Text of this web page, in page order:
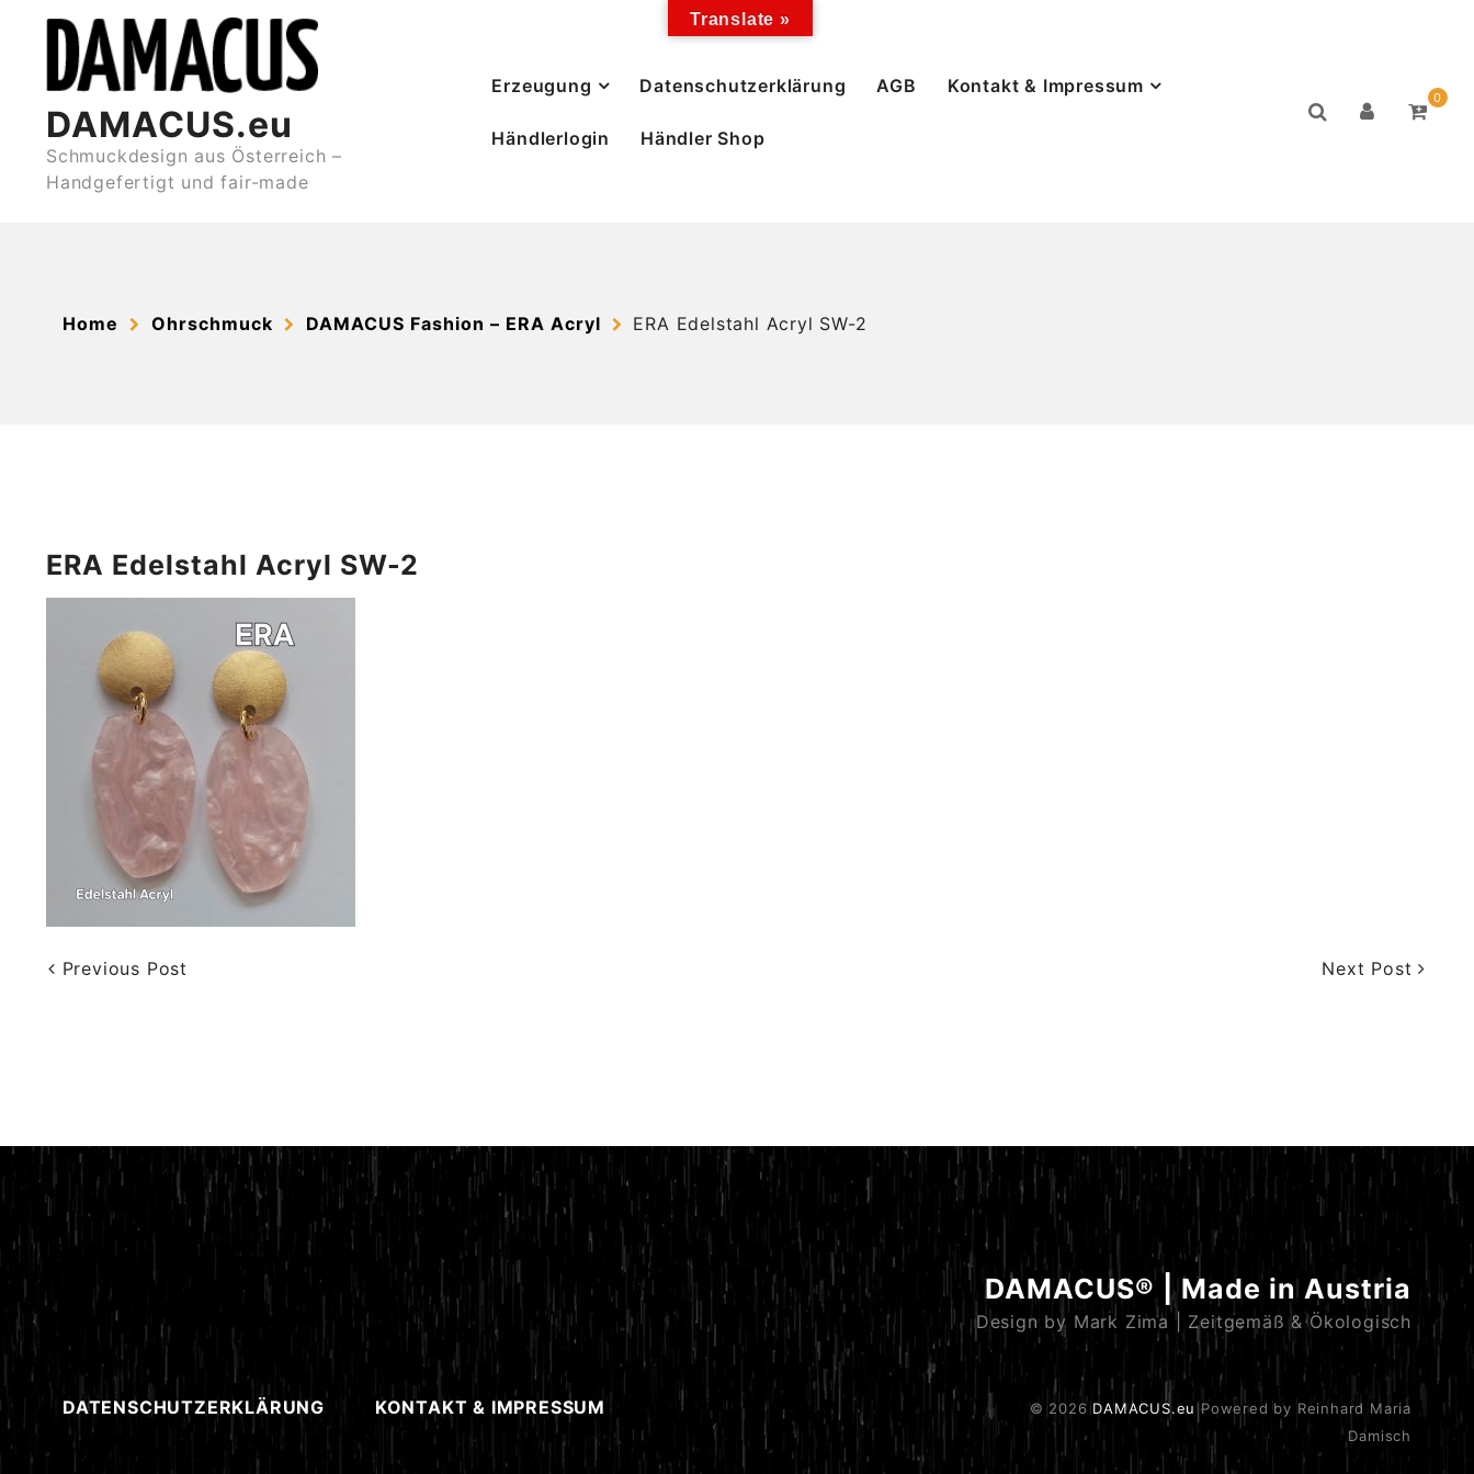
content
DAMACUS.eu
Schmuckdesign aus Österreich –
Handgefertigt und fair-made
Erzeugung Datenschutzerklärung AGB Kontakt & Impressum
Händlerlogin Händler Shop
0
Home Ohrschmuck DAMACUS Fashion – ERA Acryl ERA Edelstahl Acryl SW-2
ERA Edelstahl Acryl SW-2
Previous Post Next Post
DAMACUS® | Made in Austria
Design by Mark Zima | Zeitgemäß & Ökologisch
DATENSCHUTZERKLÄRUNG KONTAKT & IMPRESSUM © 2026 DAMACUS.eu Powered by Reinhard Maria
Damisch
Translate »